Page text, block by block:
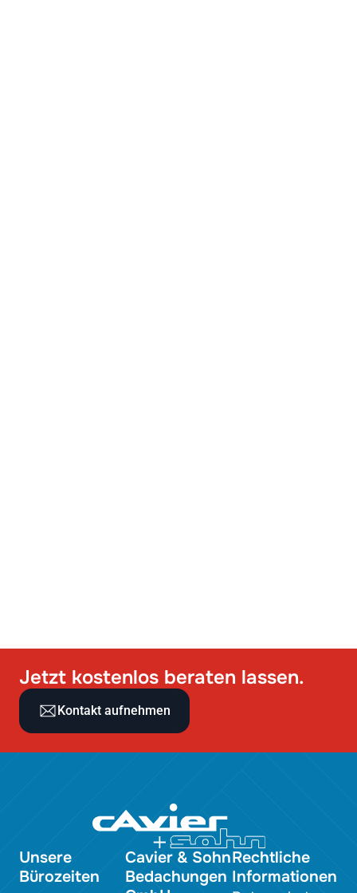
Jetzt kostenlos beraten lassen.
Kontakt aufnehmen
Unsere
Bürozeiten
Cavier & Sohn
Bedachungen
Rechtliche
Informationen